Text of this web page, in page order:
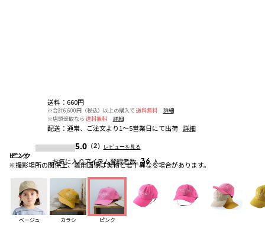
ピンク
※撮影場所の関係上、着用画像は実物と若干異なる場合があります。
ピンク
ピンク
ベージュ カラシ ピンク
送料： 660円
※合計6,600円（税込）以上の購入で 送料無料
詳細
※店頭受取なら 送料無料 詳細
配送： 通常、ご注文より1～5営業日にて出荷 詳細
5.0（2） レビューを見る
お気に入りアイテム登録者数 36 人